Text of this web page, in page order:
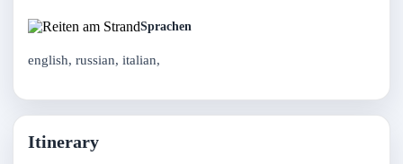
Sprachen
english, russian, italian,
Itinerary